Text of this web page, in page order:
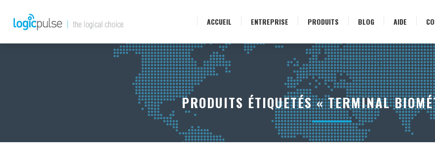
ACCUEIL ENTREPRISE PRODUITS BLOG AIDE
PRODUITS ÉTIQUETÉS « TERMINAL